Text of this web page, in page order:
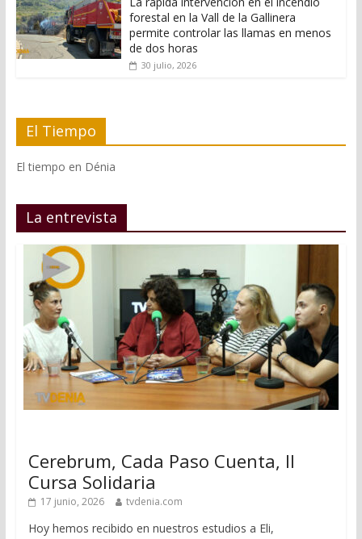
forestal en la Vall de la Gallinera
permite controlar las llamas en menos
de dos horas
30 julio, 2026
El Tiempo
El tiempo en Dénia
La entrevista
Cerebrum, Cada Paso Cuenta, II
Cursa Solidaria
17 junio, 2026 tvdenia.com
Hoy hemos recibido en nuestros estudios a Eli,